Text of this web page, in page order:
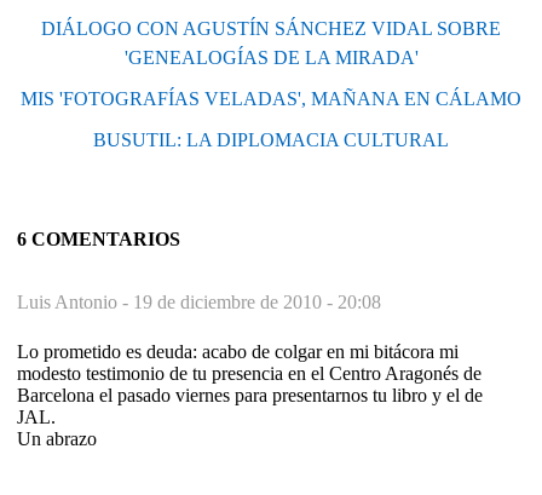
DIÁLOGO CON AGUSTÍN SÁNCHEZ VIDAL SOBRE
'GENEALOGÍAS DE LA MIRADA'
MIS 'FOTOGRAFÍAS VELADAS', MAÑANA EN CÁLAMO
BUSUTIL: LA DIPLOMACIA CULTURAL
6 COMENTARIOS
Luis Antonio - 19 de diciembre de 2010 - 20:08
Lo prometido es deuda: acabo de colgar en mi bitácora mi
modesto testimonio de tu presencia en el Centro Aragonés de
Barcelona el pasado viernes para presentarnos tu libro y el de
JAL.
Un abrazo